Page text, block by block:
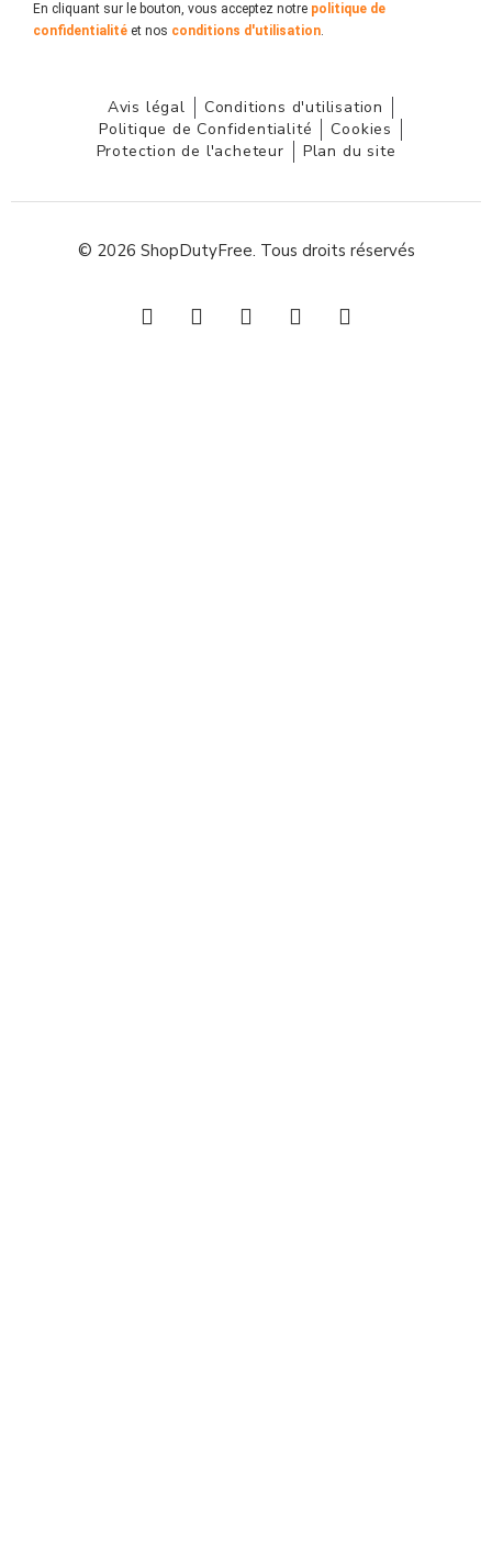
En cliquant sur le bouton, vous acceptez notre politique de
confidentialité et nos conditions d'utilisation.
Avis légal
Conditions d'utilisation
Politique de Confidentialité
Cookies
Protection de l'acheteur
Plan du site
© 2026 ShopDutyFree. Tous droits réservés